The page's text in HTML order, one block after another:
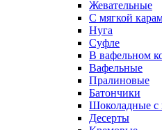
Жевательные
С мягкой
Нуга
Суфле
В вафельном
Вафельные
Пралиновые
Батончики
Шоколадные с
Десерты